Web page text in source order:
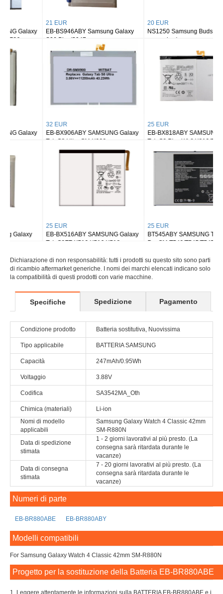
EB-BS946ABY Samsung Galaxy
S26 Plus/S947
NS1250 Samsung Buds 2/ buds 2
EB-BX906ABY SAMSUNG Galaxy
Tab S8 Ultra SM-X900
EB-BX818ABY SAMSUNG Galaxy
Tab S9 Plus Wi-fi X810/5G X816
EB-BX516ABY SAMSUNG Galaxy
Tab S9FE X510 X516 X518
BT545ABY SAMSUNG Tab Active
Pro SM-T540/T545/T547
Dichiarazione di non responsabilità: tutti i prodotti su questo sito sono parti
di ricambio aftermarket generiche. I nomi dei marchi elencati indicano solo
la compatibilità di questi prodotti con varie macchine.
Specifiche Spedizione Pagamento
Condizione prodotto Batteria sostitutiva, Nuovissima
Tipo applicabile BATTERIA SAMSUNG
Capacità 247mAh/0.95Wh
Voltaggio 3.88V
Codifica SA3542MA_Oth
Chimica (materiali)
Li-ion
Nomi di modello
applicabili
Samsung Galaxy Watch 4 Classic 42mm
SM-R880N
Data di spedizione
stimata
1 - 2 giorni lavorativi al più presto. (La
consegna sarà ritardata durante le
vacanze)
Data di consegna
stimata
7 - 20 giorni lavorativi al più presto. (La
consegna sarà ritardata durante le
vacanze)
Numeri di parte
EB-BR880ABE EB-BR880ABY
Modelli compatibili
For Samsung Galaxy Watch 4 Classic 42mm SM-R880N
Progetto per la sostituzione della Batteria EB-BR880ABE
1. Leggere attentamente le informazioni sulla BATTERIA EB-BR880ABE e i